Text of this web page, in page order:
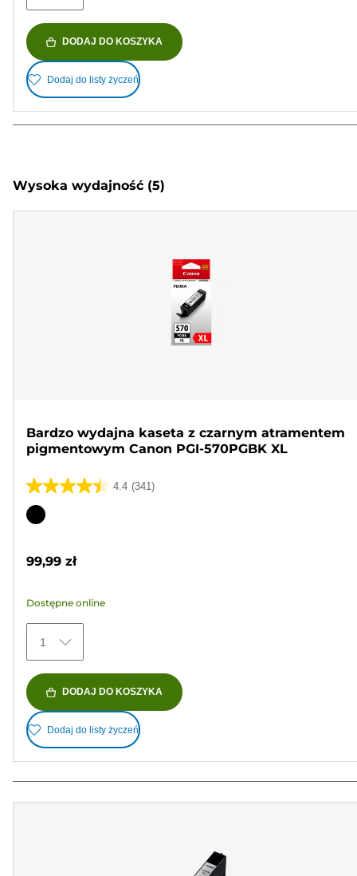
DODAJ DO KOSZYKA
Dodaj do listy życzeń
Wysoka wydajność (5)
Bardzo wydajna kaseta z czarnym atramentem
pigmentowym Canon PGI-570PGBK XL
4.4 (341)
4.4
na
341
Wkład
99,99 zł
Dostępne online
1
DODAJ DO KOSZYKA
Dodaj do listy życzeń